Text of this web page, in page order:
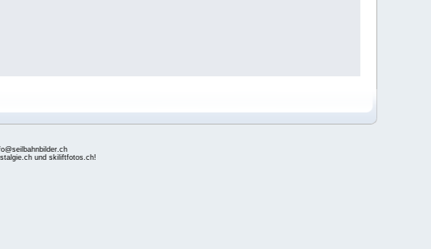
und skiliftfotos.ch!